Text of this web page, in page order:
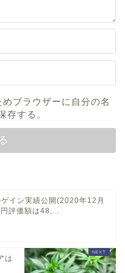
ブラウザーに自分の名
存する。
イン実績公開(2020年12月
評価額は48,...
は